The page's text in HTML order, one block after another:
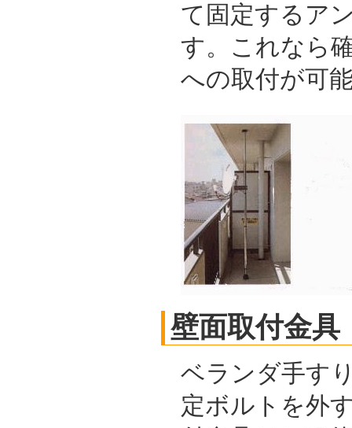
て固定するア
す。これなら
への取付が可
壁面取付金具
ベランダ手す
定ボルトを外